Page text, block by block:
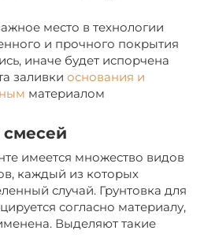
место в технологии
и прочного покрытия
иначе будет испорчена
заливки основания и
материалом
смесей
имеется множество видов
каждый из которых
случай. Грунтовка для
согласно материалу,
Выделяют такие